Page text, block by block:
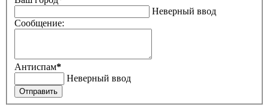
Неверный ввод
Сообщение:
Антиспам*
Неверный ввод
Отправить